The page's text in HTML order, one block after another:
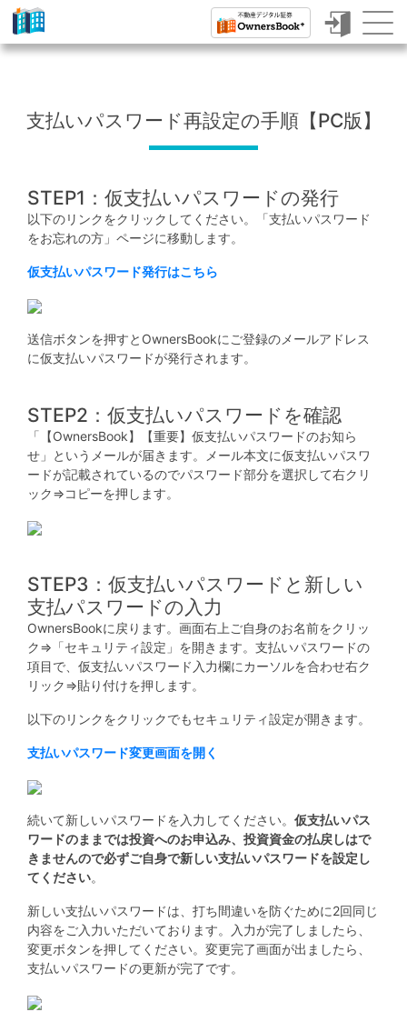
ク
ウ
ド
ァ
ン
デ
ン
グ
不
動
産
投
資
支払いパスワード再設定の手順【PC版】
STEP1：仮支払いパスワードの発行
以下のリンクをクリックしてください。「支払いパスワード
をお忘れの方」ページに移動します。
仮支払いパスワード発行はこちら
送信ボタンを押すとOwnersBookにご登録のメールアドレス
に仮支払いパスワードが発行されます。
STEP2：仮支払いパスワードを確認
「【OwnersBook】【重要】仮支払いパスワードのお知ら
せ」というメールが届きます。メール本文に仮支払いパスワ
ードが記載されているのでパスワード部分を選択して右クリ
ック⇒コピーを押します。
STEP3：仮支払いパスワードと新しい
支払パスワードの入力
OwnersBookに戻ります。画面右上ご自身のお名前をクリッ
ク⇒「セキュリティ設定」を開きます。支払いパスワードの
項目で、仮支払いパスワード入力欄にカーソルを合わせ右ク
リック⇒貼り付けを押します。
以下のリンクをクリックでもセキュリティ設定が開きます。
支払いパスワード変更画面を開く
続いて新しいパスワードを入力してください。 仮支払いパス
ワードのままでは投資へのお申込み、投資資金の払戻しはで
きませんので必ずご自身で新しい支払いパスワードを設定し
てください。
新しい支払いパスワードは、打ち間違いを防ぐために2回同じ
内容をご入力いただいております。入力が完了しましたら、
変更ボタンを押してください。変更完了画面が出ましたら、
支払いパスワードの更新が完了です。